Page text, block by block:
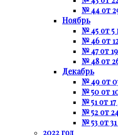
№ 44 от
Ноябрь
№ 45 от 5
№ 46 от
№ 47 от
№ 48 от
Декабрь
№ 49 от
№ 50 от
№ 51 от
№ 52 от
№ 53 от
2022 год